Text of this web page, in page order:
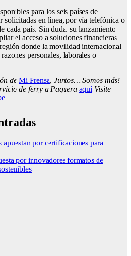
para los seis países de
solicitadas en línea, por vía telefónica o
cada país. Sin duda, su lanzamiento
el acceso a soluciones financieras
donde la movilidad internacional
personales, laborales o
de Mi Prensa, Juntos… Somos más! –
de ferry a Paquera aquíVisite
por certificaciones para
por innovadores formatos de